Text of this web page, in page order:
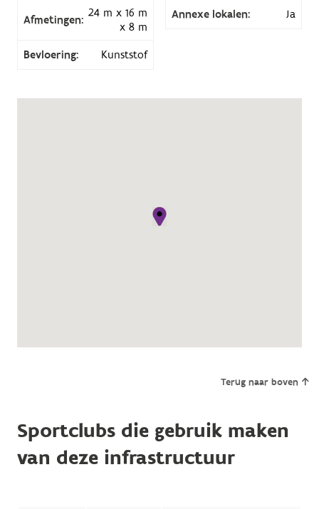
Afmetingen: 24 m x 16 m
x 8 m
Annexe lokalen: Ja
Bevloering: Kunststof
Terug naar boven
Sportclubs die gebruik maken
van deze infrastructuur